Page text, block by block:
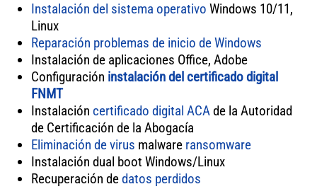
Instalación del sistema operativo Windows 10/11,
Linux
Reparación problemas de inicio de Windows
Instalación de aplicaciones Office, Adobe
Configuración instalación del certificado digital
FNMT
Instalación certificado digital ACAde la Autoridad
de Certificación de la Abogacía
Eliminación de virus malware ransomware
Instalación dual boot Windows/Linux
Recuperación dedatos perdidos